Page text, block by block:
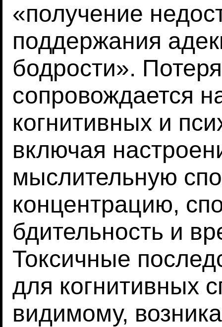
«получение
поддержания
бодрости».
сопровождается
когнитивных и
включая
мыслительную
концентрацию,
бдительность и
Токсичные
для когнитивных
видимому,